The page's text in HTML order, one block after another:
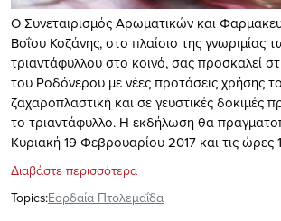
Ο Συνεταιρισμός Αρωματικών και
Βοΐου Κοζάνης, στo πλαίσιο της γνωριμίας
τριαντάφυλλου στο κοινό, σας προσκαλεί
του Ροδόνερου με νέες προτάσεις χρήσης
ζαχαροπλαστική και σε γευστικές δοκιμές
το τριαντάφυλλο. Η εκδήλωση θα
Κυριακή 19 Φεβρουαρίου 2017 και τις ώρες
Διαβάστε περισσότερα
Topics:Εορδαία Πτολεμαΐδα